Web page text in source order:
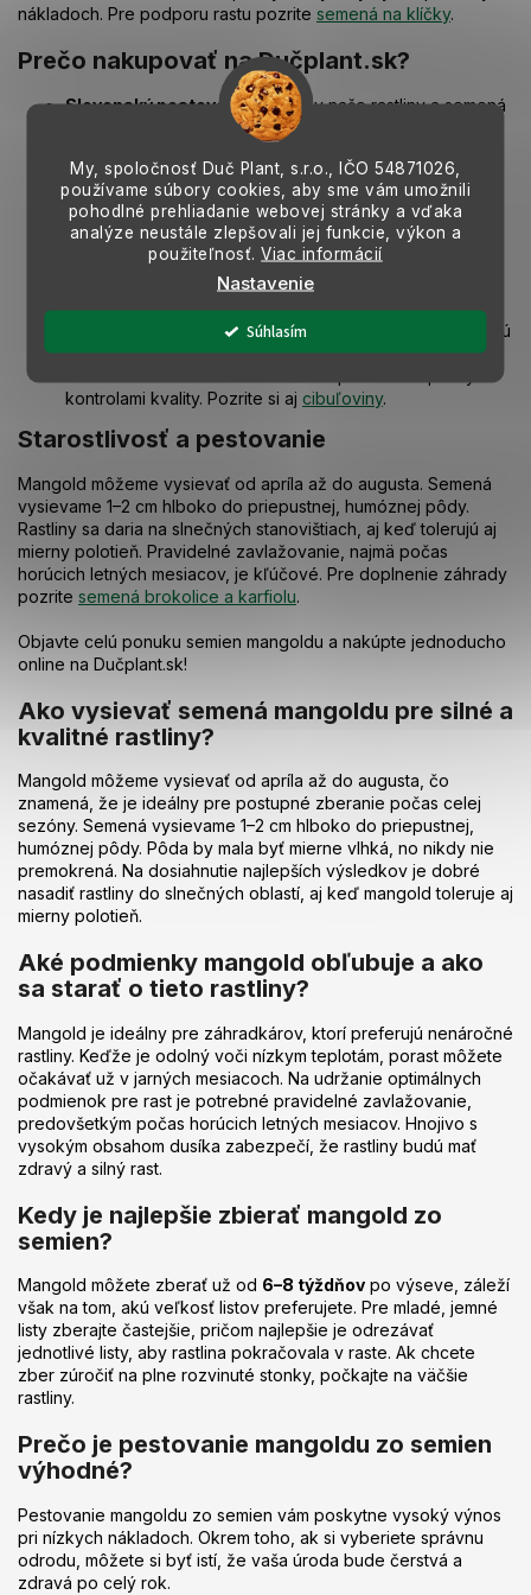
My, spoločnosť Duč Plant, s.r.o., IČO 54871026,
používame súbory cookies, aby sme vám umožnili
pohodlné prehliadanie webovej stránky a vďaka
analýze neustále zlepšovali jej funkcie, výkon a
použiteľnosť.Viac informácií
Nastavenie
Súhlasím
nákladoch. Pre podporu rastu pozrite semená na klíčky.
Prečo nakupovať na Dučplant.sk?
Slovenský pestovateľ– Všetky naše rastliny a semená
pestujeme priamo v našich vlastných foliovníkoch v
Rodinná firma s tradíciou– Od roku 1999 máme viac
ako 25 rokov skúseností v pestovaní.
Doručenie po celom Slovensku – Pohodlný nákup
online. Pozrite si ajsemená paradajky.
Lokálne podmienky a cenová dostupnosť
testovaný pre slovenské podnebie za férové ceny.
Edukácia a poradenstvo– Kontaktujte nás na
eshop@ducplant.sk alebo 0949 316 294. Pre komplexnú
starostlivosť pozritesemená kapusty a kelu.
kontrolami kvality. Pozrite si aj cibuľoviny.
Starostlivosť a pestovanie
Mangold môžeme vysievať od apríla až do augusta. Semená
vysievame 1–2 cm hlboko do priepustnej, humóznej pôdy.
Rastliny sa daria na slnečných stanovištiach, aj keď tolerujú aj
mierny polotieň. Pravidelné zavlažovanie, najmä počas
horúcich letných mesiacov, je kľúčové. Pre doplnenie záhrady
pozrite semená brokolice a karfiolu.
Objavte celú ponuku semien mangoldu a nakúpte jednoducho
online na Dučplant.sk!
Ako vysievať semená mangoldu pre silné a
kvalitné rastliny?
Mangold môžeme vysievať od apríla až do augusta, čo
znamená, že je ideálny pre postupné zberanie počas celej
sezóny. Semená vysievame 1–2 cm hlboko do priepustnej,
humóznej pôdy. Pôda by mala byť mierne vlhká, no nikdy nie
premokrená. Na dosiahnutie najlepších výsledkov je dobré
nasadiť rastliny do slnečných oblastí, aj keď mangold toleruje aj
mierny polotieň.
Aké podmienky mangold obľubuje a ako
sa starať o tieto rastliny?
Mangold je ideálny pre záhradkárov, ktorí preferujú nenáročné
rastliny. Keďže je odolný voči nízkym teplotám, porast môžete
očakávať už v jarných mesiacoch. Na udržanie optimálnych
podmienok pre rast je potrebné pravidelné zavlažovanie,
predovšetkým počas horúcich letných mesiacov. Hnojivo s
vysokým obsahom dusíka zabezpečí, že rastliny budú mať
zdravý a silný rast.
Kedy je najlepšie zbierať mangold zo
semien?
Mangold môžete zberať už od 6–8 týždňov po výseve, záleží
však na tom, akú veľkosť listov preferujete. Pre mladé, jemné
listy zberajte častejšie, pričom najlepšie je odrezávať
jednotlivé listy, aby rastlina pokračovala v raste. Ak chcete
zber zúročiť na plne rozvinuté stonky, počkajte na väčšie
rastliny.
Prečo je pestovanie mangoldu zo semien
výhodné?
Pestovanie mangoldu zo semien vám poskytne vysoký výnos
pri nízkych nákladoch. Okrem toho, ak si vyberiete správnu
odrodu, môžete si byť istí, že vaša úroda bude čerstvá a
zdravá po celý rok.